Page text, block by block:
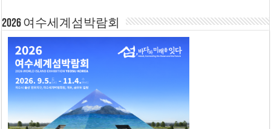
2026 여수세계섬박람회